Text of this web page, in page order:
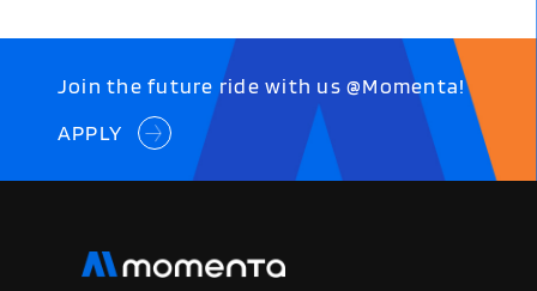
Join the future ride with us @Momenta!
APPLY